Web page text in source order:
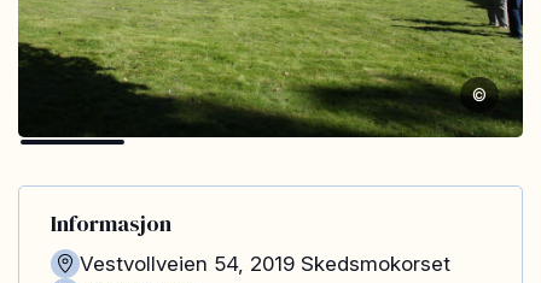
©
Informasjon
Vestvollveien 54, 2019 Skedsmokorset